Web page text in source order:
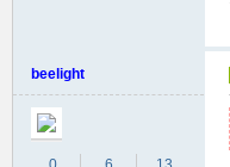
beelight